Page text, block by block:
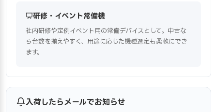
研修・イベント常備機
社内研修や定例イベント用の常備デバイスとして。中古な
ら台数を揃えやすく、用途に応じた機種選定も柔軟にでき
ます。
入荷したらメールでお知らせ